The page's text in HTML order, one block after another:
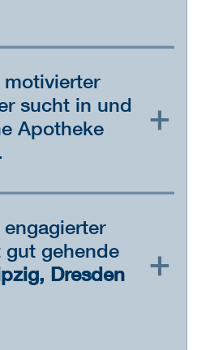
motivierter
sucht in und
Apotheke
engagierter
gut gehende
Dresden